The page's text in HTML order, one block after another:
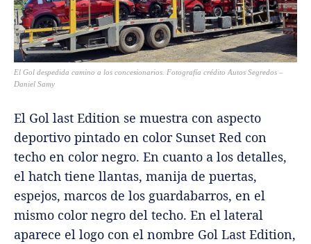
El Gol despedida camino a los concesionarios. Fotografía crédito Autos Segredos –
Daniel Samy
El Gol last Edition se muestra con aspecto
deportivo pintado en color Sunset Red con
techo en color negro. En cuanto a los detalles,
el hatch tiene llantas, manija de puertas,
espejos, marcos de los guardabarros, en el
mismo color negro del techo. En el lateral
aparece el logo con el nombre Gol Last Edition,